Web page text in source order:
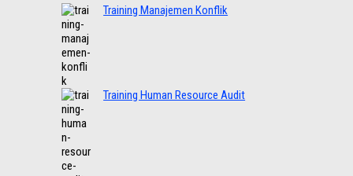
Training Manajemen Konflik
Training Human Resource Audit